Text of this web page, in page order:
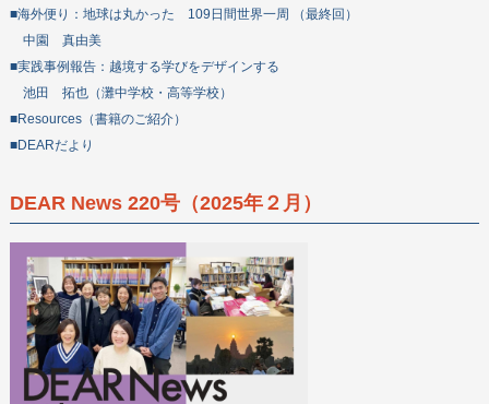
■海外便り：地球は丸かった 109日間世界一周 （最終回）
中園 真由美
■実践事例報告：越境する学びをデザインする
池田 拓也（灘中学校・高等学校）
■Resources（書籍のご紹介）
■DEARだより
DEAR News 220号（2025年２月）